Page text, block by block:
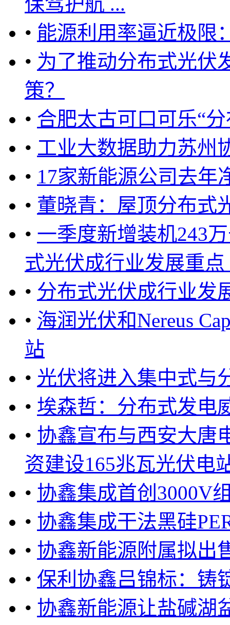
• 能源利用率逼近极限
• 为了推动分布式光伏
策？
• 合肥太古可口可乐“
• 工业大数据助力苏州
• 17家新能源公司去年
• 董晓青：屋顶分布式
• 一季度新增装机243
式光伏成行业发展重点
• 分布式光伏成行业发
• 海润光伏和Nereus
站
• 光伏将进入集中式与
• 埃森哲：分布式发电
• 协鑫宣布与西安大唐
资建设165兆瓦光伏电
• 协鑫集成首创3000V
• 协鑫集成干法黑硅
• 协鑫新能源附属拟出
• 保利协鑫吕锦标：铸
• 协鑫新能源让盐碱湖